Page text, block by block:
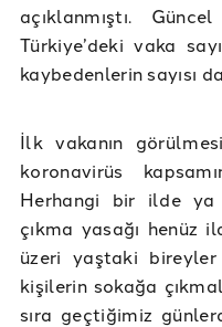
açıklanmıştı.
Türkiye’deki vaka
kaybedenlerin sayısı
İlk vakanın
koronavirüs
Herhangi bir ilde
çıkma yasağı
üzeri yaştaki bireyler
kişilerin sokağa
sıra geçtiğimiz